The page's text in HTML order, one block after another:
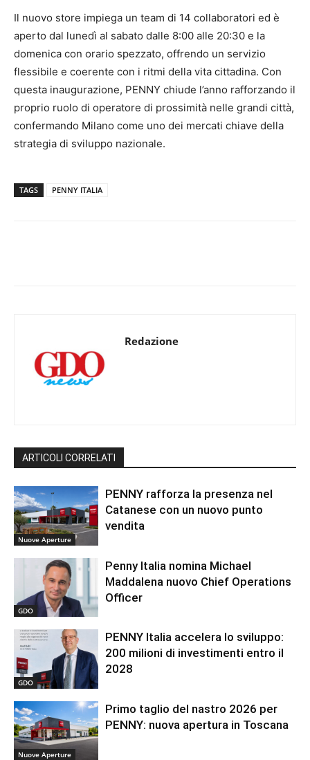
Il nuovo store impiega un team di 14 collaboratori ed è
aperto dal lunedì al sabato dalle 8:00 alle 20:30 e la
domenica con orario spezzato, offrendo un servizio
flessibile e coerente con i ritmi della vita cittadina. Con
questa inaugurazione, PENNY chiude l’anno rafforzando il
proprio ruolo di operatore di prossimità nelle grandi città,
confermando Milano come uno dei mercati chiave della
strategia di sviluppo nazionale.
TAGS PENNY ITALIA
Redazione
ARTICOLI CORRELATI
Nuove Aperture
PENNY rafforza la presenza nel
Catanese con un nuovo punto
vendita
GDO
Penny Italia nomina Michael
Maddalena nuovo Chief Operations
Officer
GDO
PENNY Italia accelera lo sviluppo:
200 milioni di investimenti entro il
2028
Nuove Aperture
Primo taglio del nastro 2026 per
PENNY: nuova apertura in Toscana